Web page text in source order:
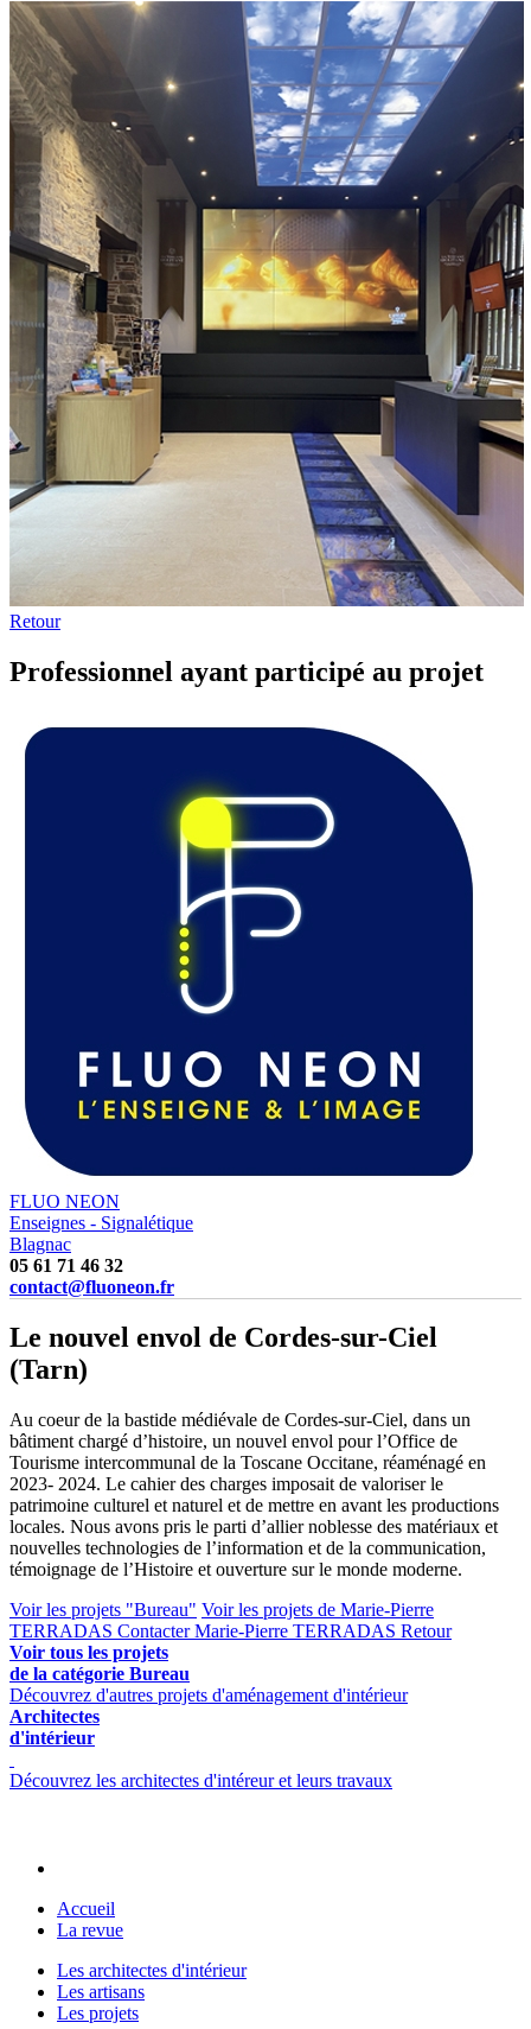
Retour
Professionnel ayant participé au projet
FLUO NEON
Enseignes - Signalétique
Blagnac
05 61 71 46 32
contact@fluoneon.fr
Le nouvel envol de Cordes-sur-Ciel
(Tarn)
Au coeur de la bastide médiévale de Cordes-sur-Ciel, dans un
bâtiment chargé d’histoire, un nouvel envol pour l’Office de
Tourisme intercommunal de la Toscane Occitane, réaménagé en
2023- 2024. Le cahier des charges imposait de valoriser le
patrimoine culturel et naturel et de mettre en avant les productions
locales. Nous avons pris le parti d’allier noblesse des matériaux et
nouvelles technologies de l’information et de la communication,
témoignage de l’Histoire et ouverture sur le monde moderne.
Voir les projets "Bureau" Voir les projets de Marie-Pierre
TERRADAS Contacter Marie-Pierre TERRADAS Retour
Voir tous les projets
de la catégorie Bureau
Découvrez d'autres projets d'aménagement d'intérieur
Architectes
d'intérieur
Découvrez les architectes d'intéreur et leurs travaux
Accueil
La revue
Les architectes d'intérieur
Les artisans
Les projets